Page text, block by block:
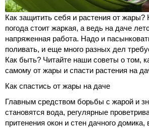
Как защитить себя и растения от жары?
погода стоит жаркая, а ведь на даче
напряженная работа. Надо и
поливать, и еще много разных дел
Как быть? Читайте наши советы о том,
самому от жары и спасти растения на
Как спастись от жары на даче
Главным средством борьбы с жарой и
становятся вода, регулярные
притенения окон и стен дачного